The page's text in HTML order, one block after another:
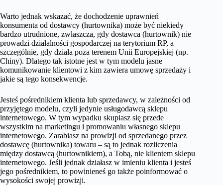
Warto jednak wskazać, że dochodzenie uprawnień
konsumenta od dostawcy (hurtownika) może być niekiedy
bardzo utrudnione, zwłaszcza, gdy dostawca (hurtownik) nie
prowadzi działalności gospodarczej na terytorium RP, a
szczególnie, gdy działa poza terenem Unii Europejskiej (np.
Chiny). Dlatego tak istotne jest w tym modelu jasne
komunikowanie klientowi z kim zawiera umowę sprzedaży i
jakie są tego konsekwencje.
Jesteś pośrednikiem klienta lub sprzedawcy, w zależności od
przyjętego modelu, czyli jedynie usługodawcą sklepu
internetowego. W tym wypadku skupiasz się przede
wszystkim na marketingu i promowaniu własnego sklepu
internetowego. Zarabiasz na prowizji od sprzedanego przez
dostawcę (hurtownika) towaru – są to jednak rozliczenia
między dostawcą (hurtownikiem), a Tobą, nie klientem sklepu
internetowego. Jeśli jednak działasz w imieniu klienta i jesteś
jego pośrednikiem, to powinieneś go także poinformować o
wysokości swojej prowizji.